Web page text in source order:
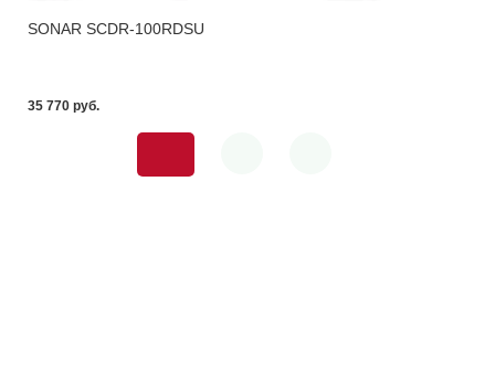
SONAR SCDR-100RDSU
35 770 pуб.